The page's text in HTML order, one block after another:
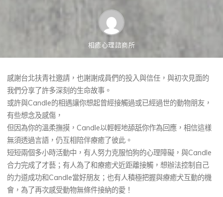
相癒心理諮商所
感謝台北扶青社邀請，也謝謝成員們的投入與信任， 與初次見面
的我們分享了許多深刻的生命故事。
感謝台北扶青社邀請，也謝謝成員們的投入與信任，與初次見面的
我們分享了許多深刻的生命故事。
或許與Candle的相遇讓你想起曾經接觸過或已經過世的動物朋友，
有些想念及感傷，
但因為你的溫柔撫摸，Candle以輕輕地舔舐你作為回應，相信這樣
無須透過言語，仍互相陪伴療癒了彼此。
短短兩個多小時活動中，有人努力克服怕狗的心理障礙，與Candle
合力完成了才藝；有人為了和療癒犬近距離接觸，想辦法控制自己
的力道成功和Candle當好朋友；也有人積極把握與療癒犬互動的機
會，為了再次感受動物無條件接納的愛！